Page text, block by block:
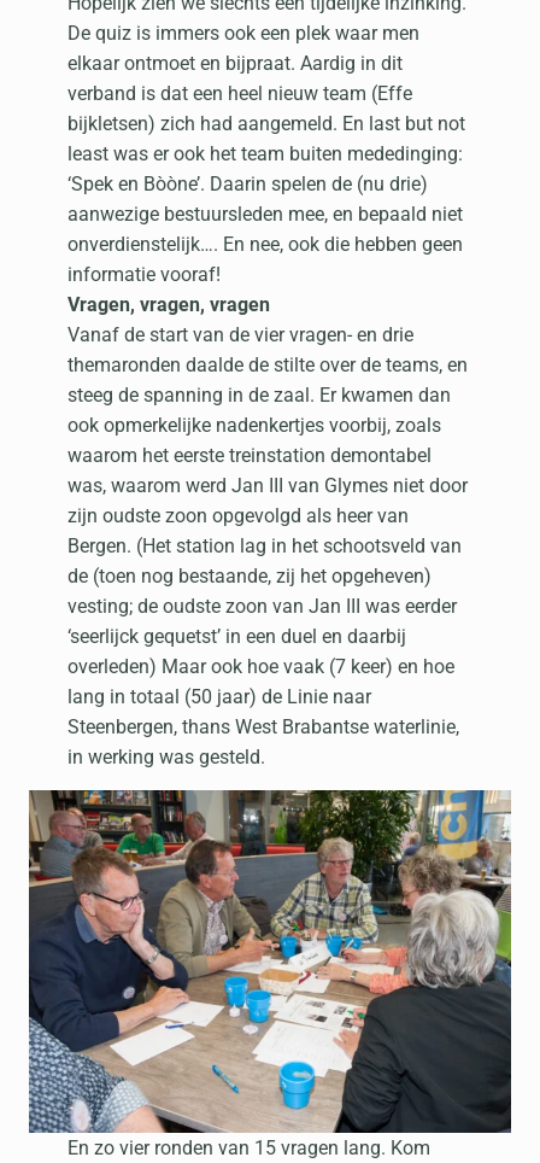
De quiz is immers ook een plek waar men
elkaar ontmoet en bijpraat. Aardig in dit
verband is dat een heel nieuw team (Effe
bijkletsen) zich had aangemeld. En last but not
least was er ook het team buiten mededinging:
‘Spek en Bòòne’. Daarin spelen de (nu drie)
aanwezige bestuursleden mee, en bepaald niet
onverdienstelijk…. En nee, ook die hebben geen
informatie vooraf!
Vragen, vragen, vragen
Vanaf de start van de vier vragen- en drie
themaronden daalde de stilte over de teams, en
steeg de spanning in de zaal. Er kwamen dan
ook opmerkelijke nadenkertjes voorbij, zoals
waarom het eerste treinstation demontabel
was, waarom werd Jan III van Glymes niet door
zijn oudste zoon opgevolgd als heer van
Bergen. (Het station lag in het schootsveld van
de (toen nog bestaande, zij het opgeheven)
vesting; de oudste zoon van Jan III was eerder
‘seerlijck gequetst’ in een duel en daarbij
overleden) Maar ook hoe vaak (7 keer) en hoe
lang in totaal (50 jaar) de Linie naar
Steenbergen, thans West Brabantse waterlinie,
in werking was gesteld.
En zo vier ronden van 15 vragen lang. Kom